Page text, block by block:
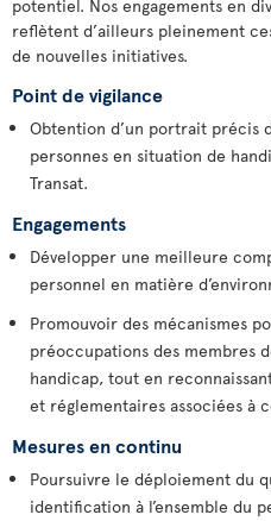
potentiel. Nos engagements en
reflètent d’ailleurs pleinement
de nouvelles initiatives.
Point de vigilance
Obtention d’un portrait précis
personnes en situation de
Transat.
Engagements
Développer une meilleure
personnel en matière
Promouvoir des mécanismes
préoccupations des membres
handicap, tout en
et réglementaires associées à
Mesures en continu
Poursuivre le déploiement du
identification à l’ensemble du